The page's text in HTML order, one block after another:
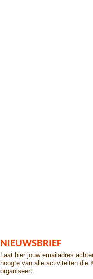
NIEUWSBRIEF
Laat hier jouw emailadres
hoogte van alle activiteiten die
organiseert.